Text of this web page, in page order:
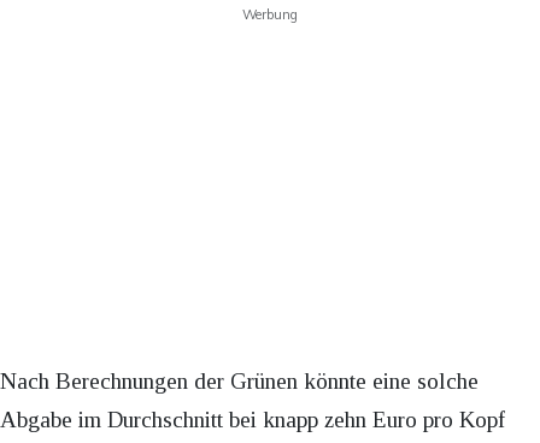
Werbung
Nach Berechnungen der Grünen könnte eine solche
Abgabe im Durchschnitt bei knapp zehn Euro pro Kopf